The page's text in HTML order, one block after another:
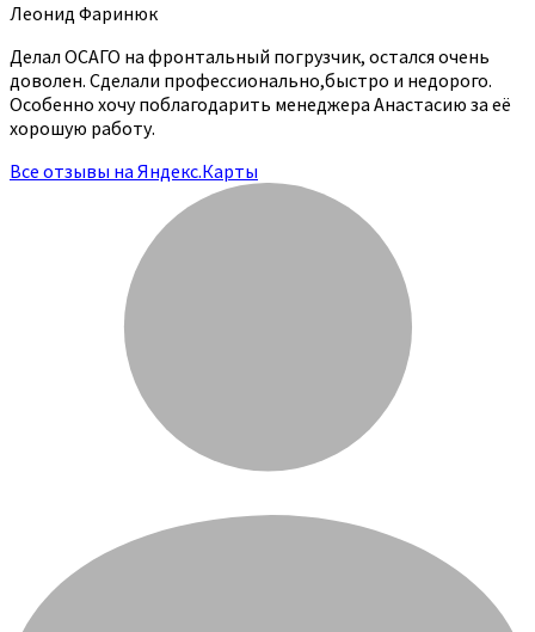
Леонид Фаринюк
Делал ОСАГО на фронтальный погрузчик, остался очень
доволен. Сделали профессионально,быстро и недорого.
Особенно хочу поблагодарить менеджера Анастасию за её
хорошую работу.
Все отзывы на Яндекс.Карты